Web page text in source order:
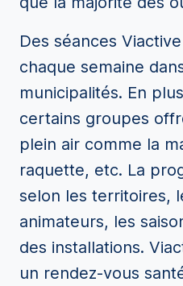
Des séances
chaque semaine
municipalités. En
certains groupes
plein air comme la
raquette, etc. La
selon les territoires,
animateurs, les
des installations.
un rendez-vous